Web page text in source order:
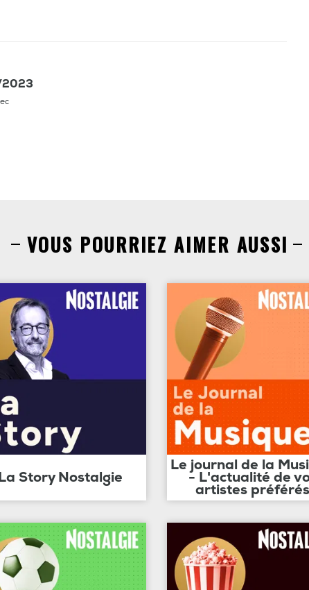
2023
VOUS POURRIEZ AIMER AUSSI
Story Nostalgie
Le journal de la
- L'actualité de
artistes préférés